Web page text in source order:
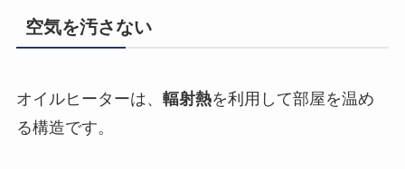
空気を汚さない
オイルヒーターは、 輻射熱を利用して部屋を温め
る構造です。